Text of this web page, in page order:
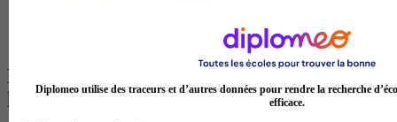
Les intitulés de diplôme par alternance
les plus recherchés
Diplomeo utilise des traceurs et d’autres données pour rendre la recherche
efficace.